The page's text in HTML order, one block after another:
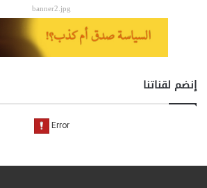
banner2.jpg
إنضم لقناتنا